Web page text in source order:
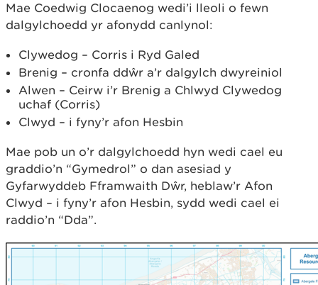
Mae Coedwig Clocaenog wedi’i lleoli o fewn
dalgylchoedd yr afonydd canlynol:
Clywedog – Corris i Ryd Galed
Brenig – cronfa ddŵr a’r dalgylch dwyreiniol
Alwen – Ceirw i’r Brenig a Chlwyd Clywedog
uchaf (Corris)
Clwyd – i fyny’r afon Hesbin
Mae pob un o’r dalgylchoedd hyn wedi cael eu
graddio’n “Gymedrol” o dan asesiad y
Gyfarwyddeb Fframwaith Dŵr, heblaw’r Afon
Clwyd – i fyny’r afon Hesbin, sydd wedi cael ei
raddio’n “Dda”.